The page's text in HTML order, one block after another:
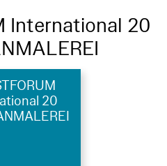
International 20
20